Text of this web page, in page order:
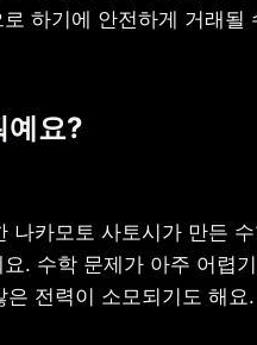
하기에 안전하게 거래될
예요?
나카모토 사토시가 만든
. 수학 문제가 아주 어렵
전력이 소모되기도 해요.